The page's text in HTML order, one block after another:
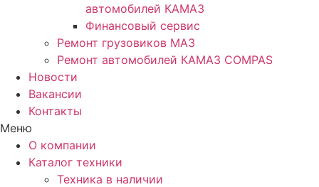
автомобилей КАМАЗ
Финансовый сервис
Ремонт грузовиков МАЗ
Ремонт автомобилей КАМАЗ COMPAS
Новости
Вакансии
Контакты
Меню
О компании
Каталог техники
Техника в наличии